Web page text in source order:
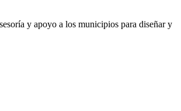
y apoyo a los municipios para diseñar y